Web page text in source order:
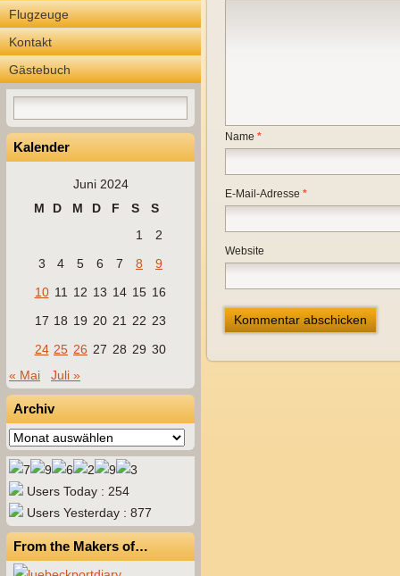
Flugzeuge
Kontakt
Gästebuch
Kalender
Juni 2024
M
D M D F S
S
1
2
3
4 5 6 7 8
9
10 11 12 13 14 15 16
17 18 19 20 21 22 23
24 25 26 27 28 29 30
« Mai
Juli »
Archiv
Archiv
Users Today : 254
Users Yesterday : 877
From the Makers of…
Name *
E-Mail-Adresse *
Website